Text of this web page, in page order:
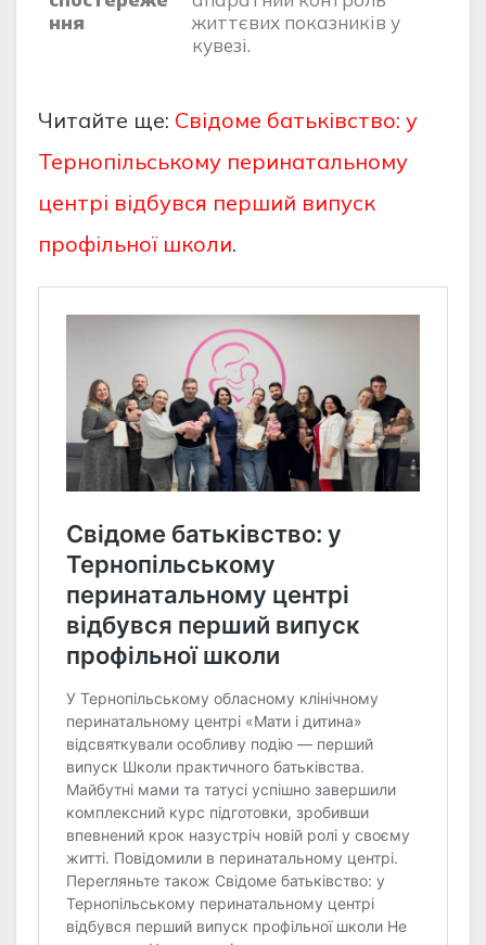
ння
життєвих показників у
кувезі.
Читайте ще: Свідоме батьківство: у
Тернопільському перинатальному
центрі відбувся перший випуск
профільної школи.